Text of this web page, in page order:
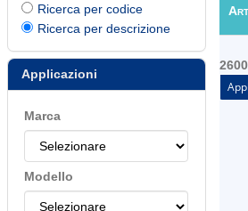
Ricerca per codice
Ricerca per descrizione
Applicazioni
Marca
Modello